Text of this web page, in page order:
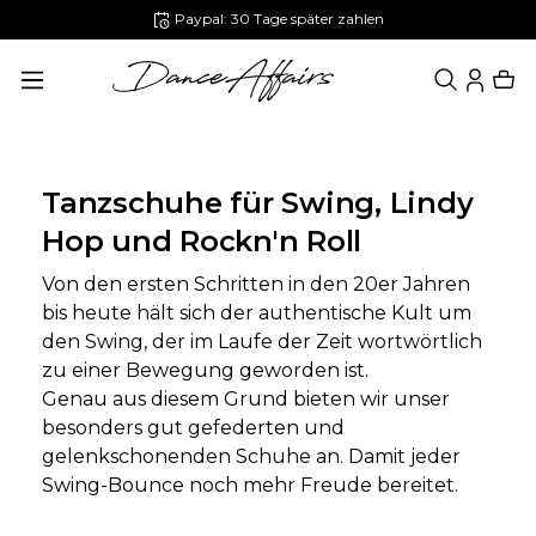
Paypal: 30 Tage später zahlen
Tanzschuhe für Swing, Lindy
Hop und Rockn'n Roll
Von den ersten Schritten in den 20er Jahren
bis heute hält sich der authentische Kult um
den Swing, der im Laufe der Zeit wortwörtlich
zu einer Bewegung geworden ist.
Genau aus diesem Grund bieten wir unser
besonders gut gefederten und
gelenkschonenden Schuhe an. Damit jeder
Swing-Bounce noch mehr Freude bereitet.